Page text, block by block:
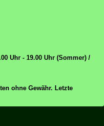
Uhr - 19.00 Uhr (Sommer) /
ohne Gewähr. Letzte